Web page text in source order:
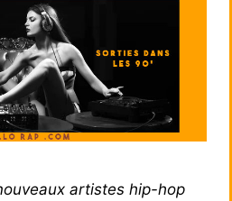
artistes hip-hop